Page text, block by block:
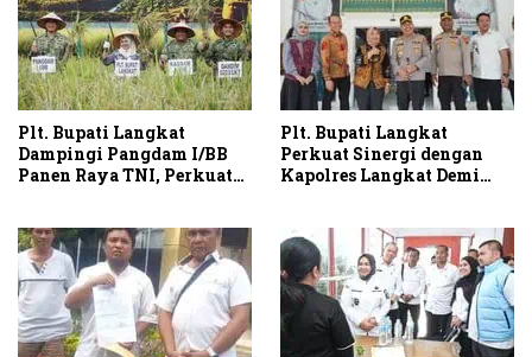
Plt. Bupati Langkat
Dampingi Pangdam I/BB
Panen Raya TNI, Perkuat
Plt. Bupati Langkat
Perkuat Sinergi dengan
Kapolres Langkat Demi